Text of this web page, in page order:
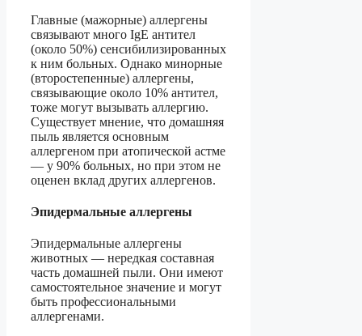
Главные (мажорные) аллергены
связывают много IgE антител
(около 50%) сенсибилизированных
к ним больных. Однако минорные
(второстепенные) аллергены,
связывающие около 10% антител,
тоже могут вызывать аллергию.
Существует мнение, что домашняя
пыль является основным
аллергеном при атопической астме
— у 90% больных, но при этом не
оценен вклад других аллергенов.
Эпидермальные аллергены
Эпидермальные аллергены
животных — нередкая составная
часть домашней пыли. Они имеют
самостоятельное значение и могут
быть профессиональными
аллергенами.